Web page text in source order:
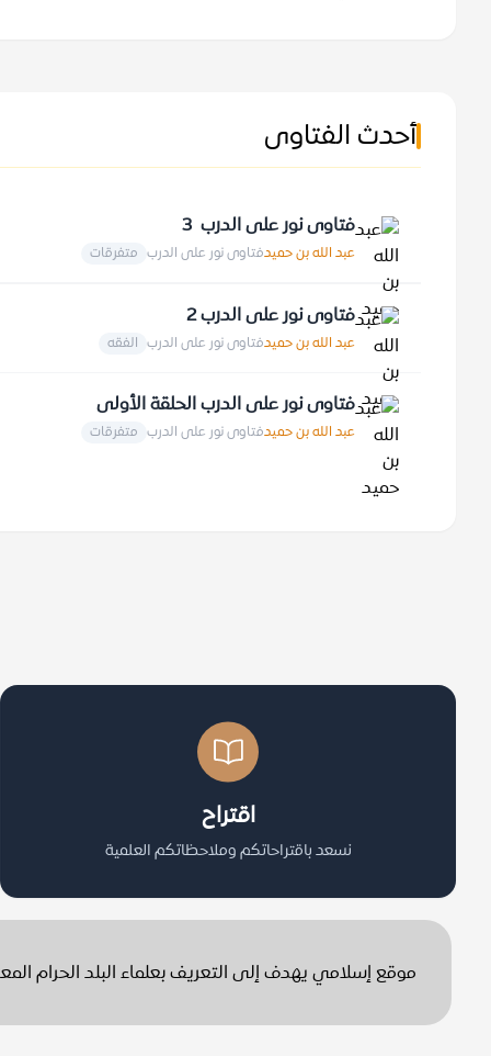
أحدث الفتاوى
فتاوى نور على الدرب 3
عبد الله بن حميدفتاوى نور على الدرب متفرقات
فتاوى نور على الدرب 2
عبد الله بن حميدفتاوى نور على الدرب الفقه
فتاوى نور على الدرب الحلقة الأولى
عبد الله بن حميدفتاوى نور على الدرب متفرقات
اقتراح
نسعد باقتراحاتكم وملاحظاتكم العلمية
موقع إسلامي يهدف إلى التعريف بعلماء البلد الحرام